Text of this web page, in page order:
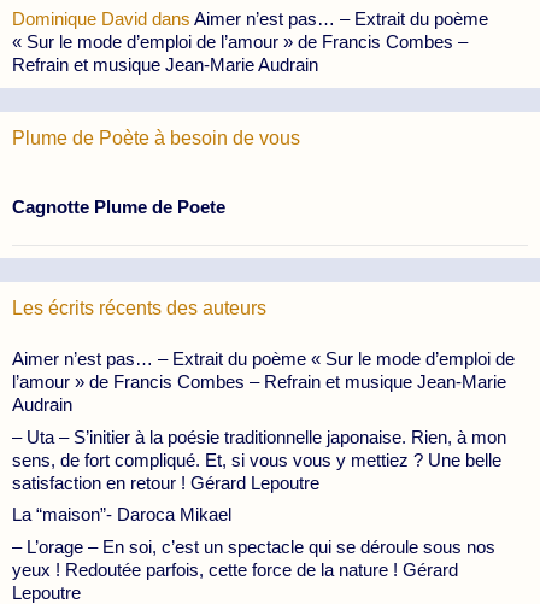
Dominique David dans Aimer n’est pas… – Extrait du poème
« Sur le mode d’emploi de l’amour » de Francis Combes –
Refrain et musique Jean-Marie Audrain
Plume de Poète à besoin de vous
Cagnotte Plume de Poete
Les écrits récents des auteurs
Aimer n’est pas… – Extrait du poème « Sur le mode d’emploi de
l’amour » de Francis Combes – Refrain et musique Jean-Marie
Audrain
– Uta – S’initier à la poésie traditionnelle japonaise. Rien, à mon
sens, de fort compliqué. Et, si vous vous y mettiez ? Une belle
satisfaction en retour ! Gérard Lepoutre
La “maison”- Daroca Mikael
– L’orage – En soi, c’est un spectacle qui se déroule sous nos
yeux ! Redoutée parfois, cette force de la nature ! Gérard
Lepoutre